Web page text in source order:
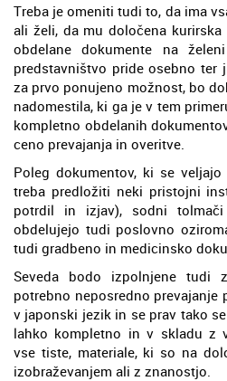
Treba je omeniti tudi to, da ima
ali želi, da mu določena
obdelane dokumente na
predstavništvo pride osebno ter
za prvo ponujeno možnost, bo
nadomestila, ki ga je v tem
kompletno obdelanih
ceno prevajanja in overitve.
Poleg dokumentov, ki se
treba predložiti neki pristojni
potrdil in izjav), sodni
obdelujejo tudi poslovno
tudi gradbeno in medicinsko
Seveda bodo izpolnjene tudi
potrebno neposredno
v japonski jezik in se prav tako
lahko kompletno in v skladu z
vse tiste, materiale, ki so na
izobraževanjem ali z znanostjo.